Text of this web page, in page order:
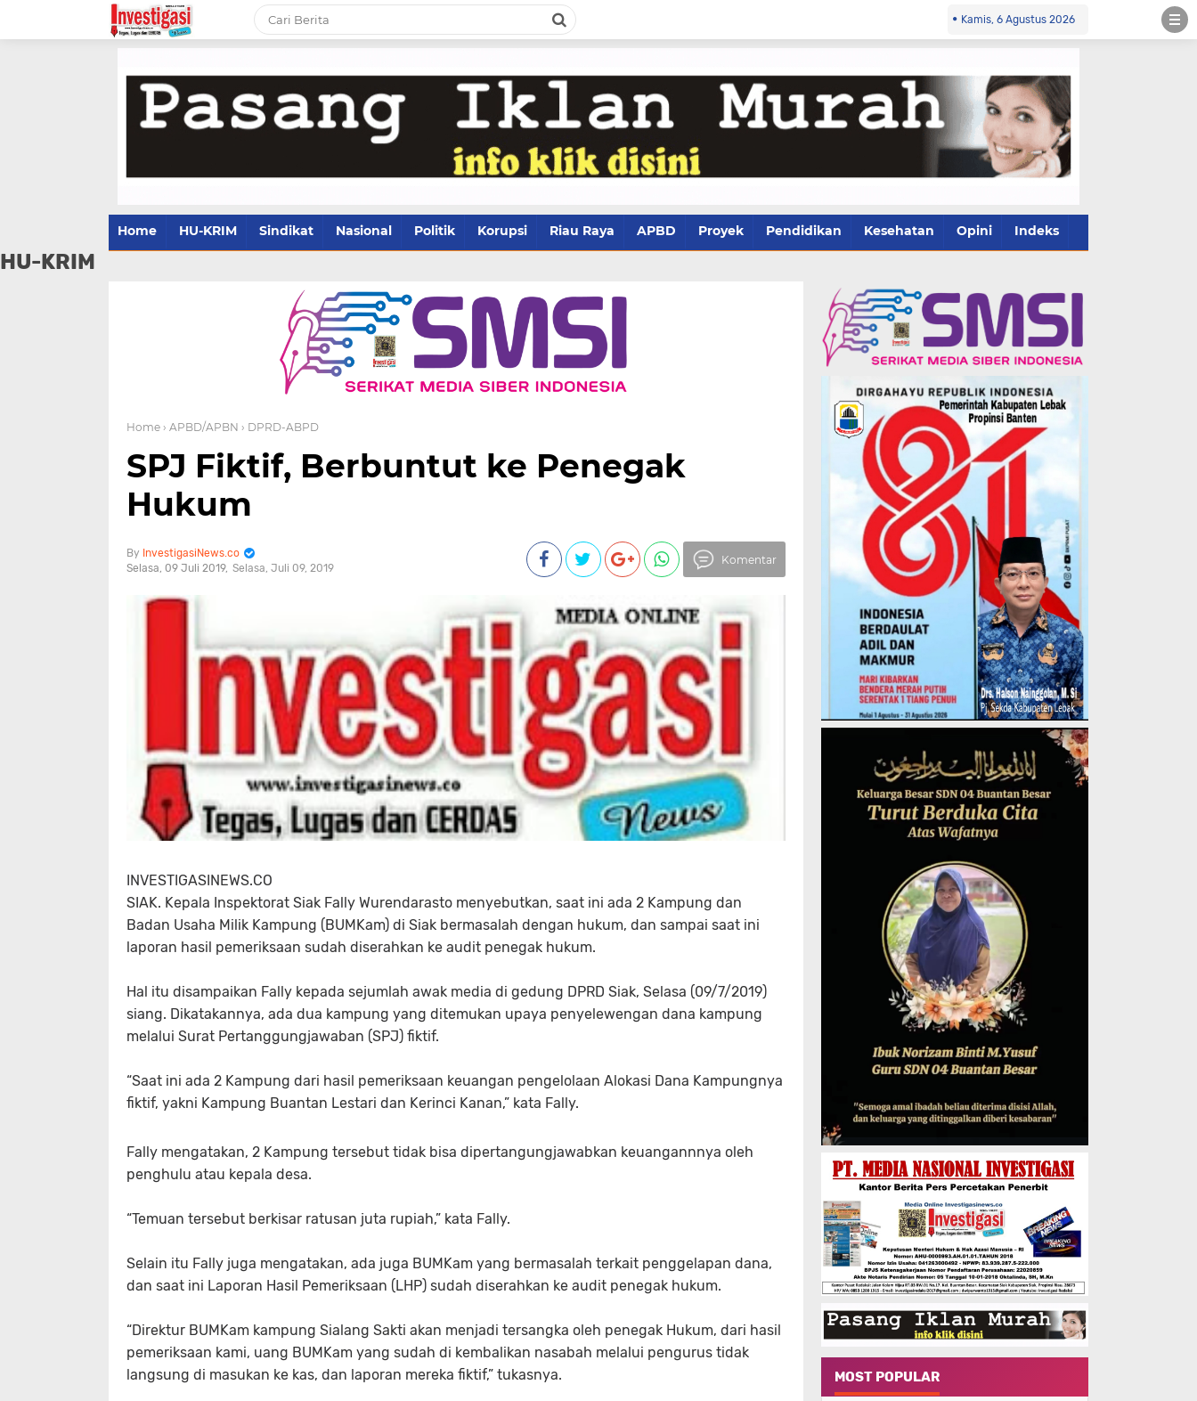
Kamis, 6 Agustus 2026
Home HU-KRIM Sindikat Nasional Politik Korupsi Riau Raya APBD Proyek Pendidikan Kesehatan Opini Indeks
HU-KRIM
Home › APBD/APBN › DPRD-ABPD
SPJ Fiktif, Berbuntut ke Penegak
Hukum
InvestigasiNews.co
Selasa, 09 Juli 2019 Selasa, Juli 09, 2019
Komentar
INVESTIGASINEWS.CO
SIAK. Kepala Inspektorat Siak Fally Wurendarasto menyebutkan, saat ini ada 2 Kampung dan
Badan Usaha Milik Kampung (BUMKam) di Siak bermasalah dengan hukum, dan sampai saat ini
laporan hasil pemeriksaan sudah diserahkan ke audit penegak hukum.
Hal itu disampaikan Fally kepada sejumlah awak media di gedung DPRD Siak, Selasa (09/7/2019)
siang. Dikatakannya, ada dua kampung yang ditemukan upaya penyelewengan dana kampung
melalui Surat Pertanggungjawaban (SPJ) fiktif.
“Saat ini ada 2 Kampung dari hasil pemeriksaan keuangan pengelolaan Alokasi Dana Kampungnya
fiktif, yakni Kampung Buantan Lestari dan Kerinci Kanan,” kata Fally.
Fally mengatakan, 2 Kampung tersebut tidak bisa dipertangungjawabkan keuangannnya oleh
penghulu atau kepala desa.
“Temuan tersebut berkisar ratusan juta rupiah,” kata Fally.
Selain itu Fally juga mengatakan, ada juga BUMKam yang bermasalah terkait penggelapan dana,
dan saat ini Laporan Hasil Pemeriksaan (LHP) sudah diserahkan ke audit penegak hukum.
“Direktur BUMKam kampung Sialang Sakti akan menjadi tersangka oleh penegak Hukum, dari hasil
pemeriksaan kami, uang BUMKam yang sudah di kembalikan nasabah melalui pengurus tidak
langsung di masukan ke kas, dan laporan mereka fiktif,” tukasnya.
MOST POPULAR